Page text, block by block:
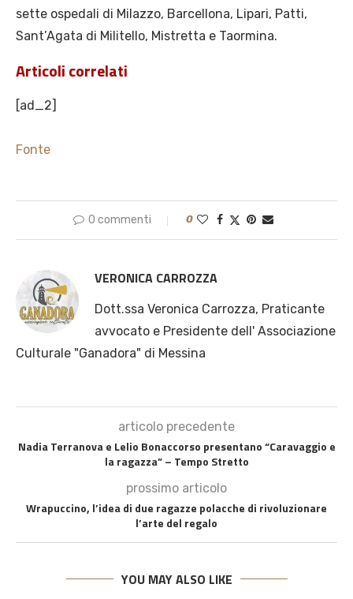
sette ospedali di Milazzo, Barcellona, Lipari, Patti,
Sant’Agata di Militello, Mistretta e Taormina.
Articoli correlati
[ad_2]
Fonte
0 commenti 0
VERONICA CARROZZA
Dott.ssa Veronica Carrozza, Praticante
avvocato e Presidente dell' Associazione
Culturale "Ganadora" di Messina
articolo precedente
Nadia Terranova e Lelio Bonaccorso presentano “Caravaggio e
la ragazza” – Tempo Stretto
prossimo articolo
Wrapuccino, l’idea di due ragazze polacche di rivoluzionare
l’arte del regalo
YOU MAY ALSO LIKE